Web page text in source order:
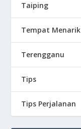
Taiping
Tempat Menarik
Terengganu
Tips
Tips Perjalanan